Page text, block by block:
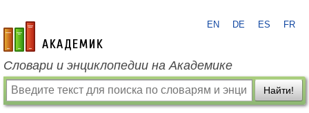
academic.ru
EN DE ES FR
Словари и энциклопедии на Академике
Найти!